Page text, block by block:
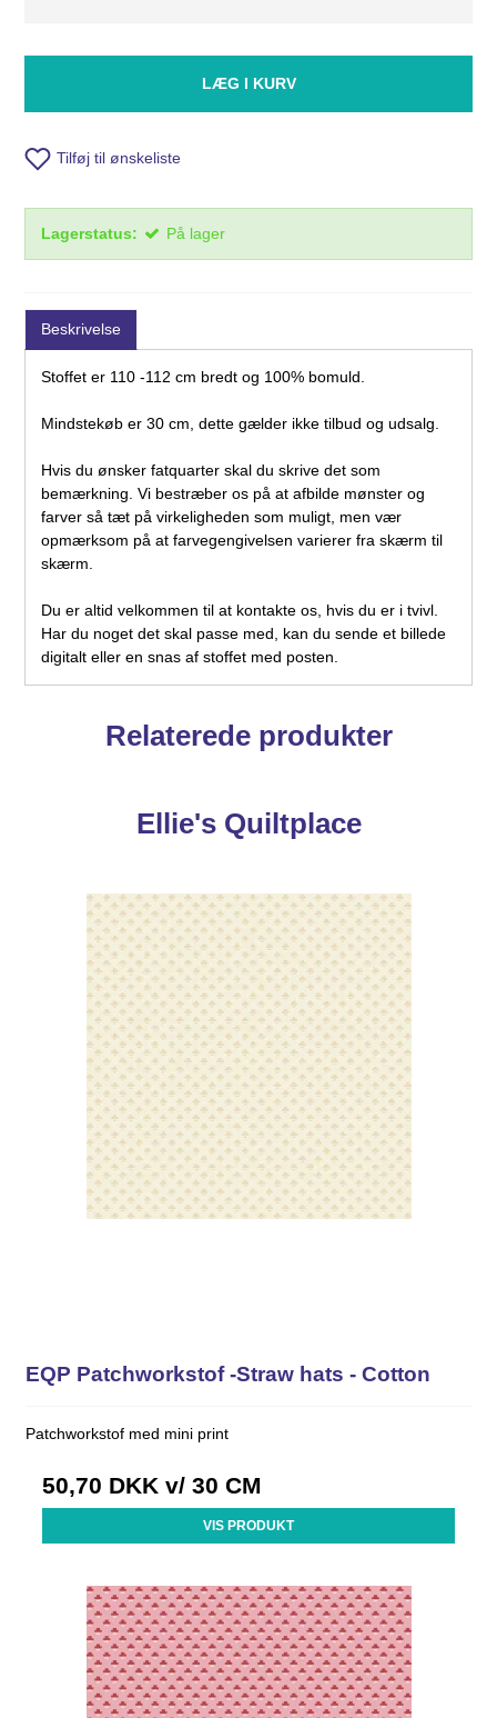
Lagerstatus: På lager
LÆG I KURV
Tilføj til ønskeliste
Beskrivelse
Stoffet er 110 -112 cm bredt og 100% bomuld.
Mindstekøb er 30 cm, dette gælder ikke tilbud og udsalg.
Hvis du ønsker fatquarter skal du skrive det som
bemærkning. Vi bestræber os på at afbilde mønster og
farver så tæt på virkeligheden som muligt, men vær
opmærksom på at farvegengivelsen varierer fra skærm til
skærm.
Du er altid velkommen til at kontakte os, hvis du er i tvivl.
Har du noget det skal passe med, kan du sende et billede
digitalt eller en snas af stoffet med posten.
Relaterede produkter
Ellie's Quiltplace
EQP Patchworkstof -Straw hats - Cotton
Patchworkstof med mini print
50,70 DKK v/ 30 CM
VIS PRODUKT